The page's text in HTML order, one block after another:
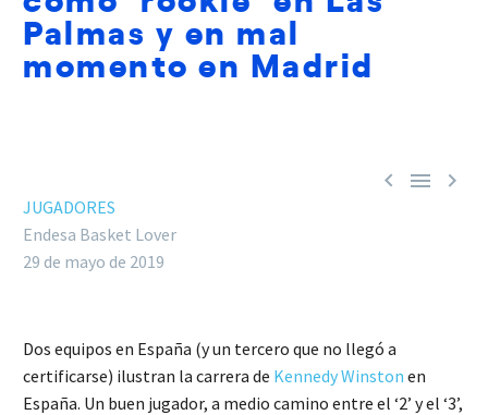
Palmas y en mal
momento en Madrid
  
JUGADORES
Endesa Basket Lover
29 de mayo de 2019
Dos equipos en España (y un tercero que no llegó a
certificarse) ilustran la carrera de Kennedy Winston en
España. Un buen jugador, a medio camino entre el ‘2’ y el ‘3’,